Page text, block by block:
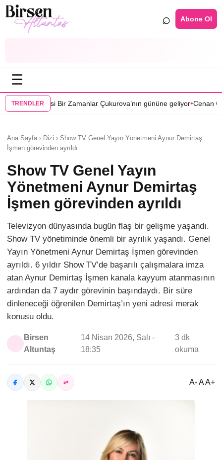
⌕ Abone Ol
☰
TRENDLERÇukurova’nın gününe geliyor•Cenan Çamyurdu Karakuyu
Ana Sayfa › Dizi › Show TV Genel Yayın Yönetmeni Aynur Demirtaş
İşmen görevinden ayrıldı
Show TV Genel Yayın
Yönetmeni Aynur Demirtaş
İşmen görevinden ayrıldı
Televizyon dünyasında bugün flaş bir gelişme yaşandı.
Show TV yönetiminde önemli bir ayrılık yaşandı. Genel
Yayın Yönetmeni Aynur Demirtaş İşmen görevinden
ayrıldı. 6 yıldır Show TV’de başarılı çalışmalara imza
atan Aynur Demirtaş İşmen kanala kayyum atanmasının
ardından da 7 aydır görevinin başındaydı. Bir süre
dinleneceği öğrenilen Demirtaş’ın yeni adresi merak
konusu oldu.
Birsen
Altuntaş
14 Nisan 2026, Salı -
18:35
3 dk
okuma
A- A A+